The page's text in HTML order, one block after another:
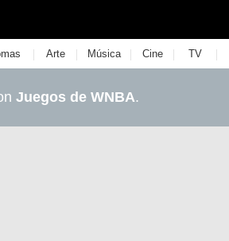
| Arte | Música | Cine | TV |
Juegos de WNBA.